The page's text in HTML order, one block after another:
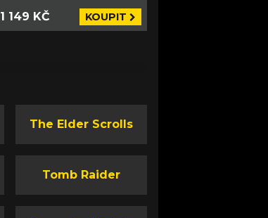
1 149 KČ KOUPIT
The Elder Scrolls
Tomb Raider